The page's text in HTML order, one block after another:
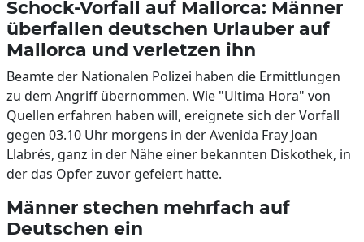
Schock-Vorfall auf Mallorca: Männer
überfallen deutschen Urlauber auf
Mallorca und verletzen ihn
Beamte der Nationalen Polizei haben die Ermittlungen
zu dem Angriff übernommen. Wie "Ultima Hora" von
Quellen erfahren haben will, ereignete sich der Vorfall
gegen 03.10 Uhr morgens in der Avenida Fray Joan
Llabrés, ganz in der Nähe einer bekannten Diskothek, in
der das Opfer zuvor gefeiert hatte.
Männer stechen mehrfach auf
Deutschen ein